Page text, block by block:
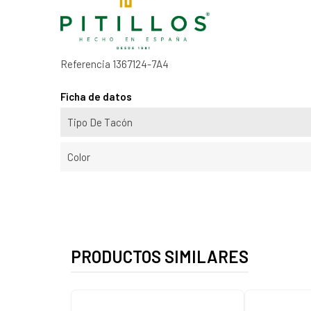
Referencia 1367124-7A4
Ficha de datos
Tipo De Tacón
Color
PRODUCTOS SIMILARES